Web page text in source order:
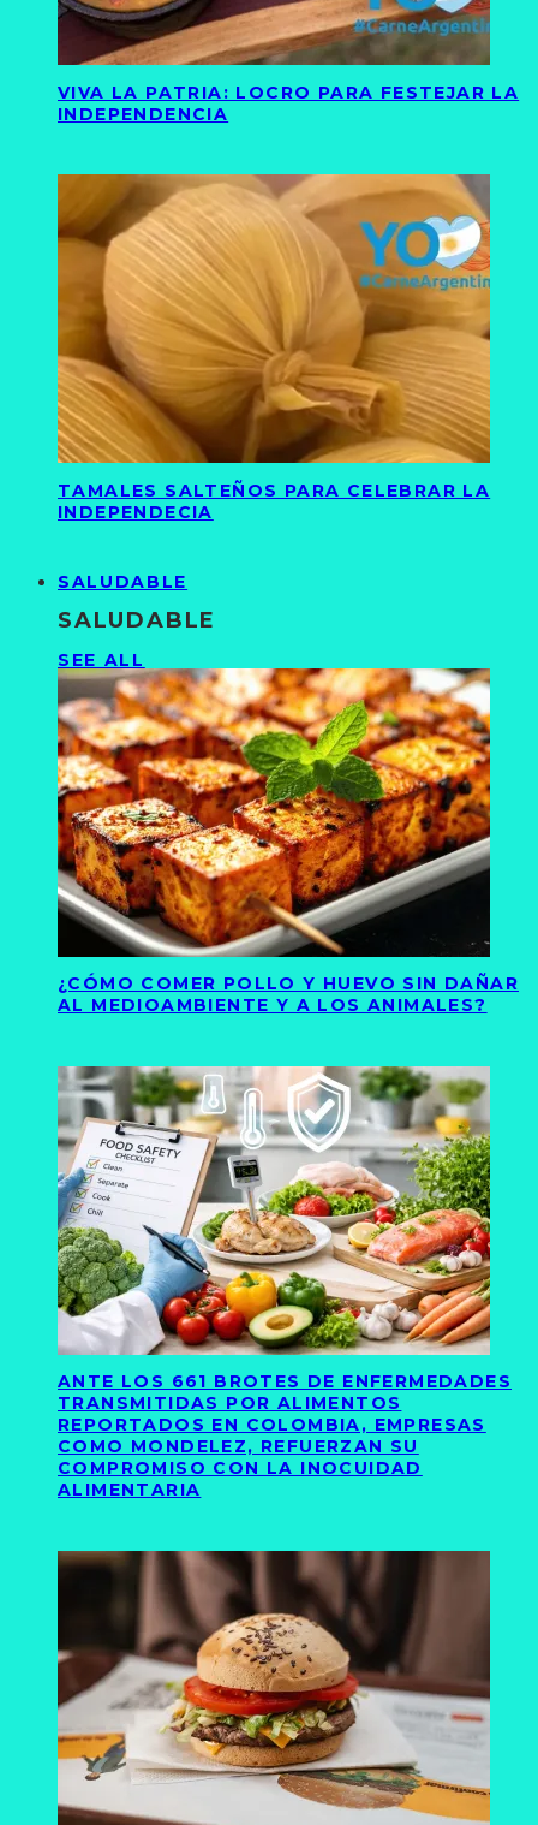
VIVA LA PATRIA: LOCRO PARA FESTEJAR LA
INDEPENDENCIA
TAMALES SALTEÑOS PARA CELEBRAR LA
INDEPENDECIA
SALUDABLE
SALUDABLE
SEE ALL
¿CÓMO COMER POLLO Y HUEVO SIN DAÑAR
AL MEDIOAMBIENTE Y A LOS ANIMALES?
ANTE LOS 661 BROTES DE ENFERMEDADES
TRANSMITIDAS POR ALIMENTOS
REPORTADOS EN COLOMBIA, EMPRESAS
COMO MONDELEZ, REFUERZAN SU
COMPROMISO CON LA INOCUIDAD
ALIMENTARIA